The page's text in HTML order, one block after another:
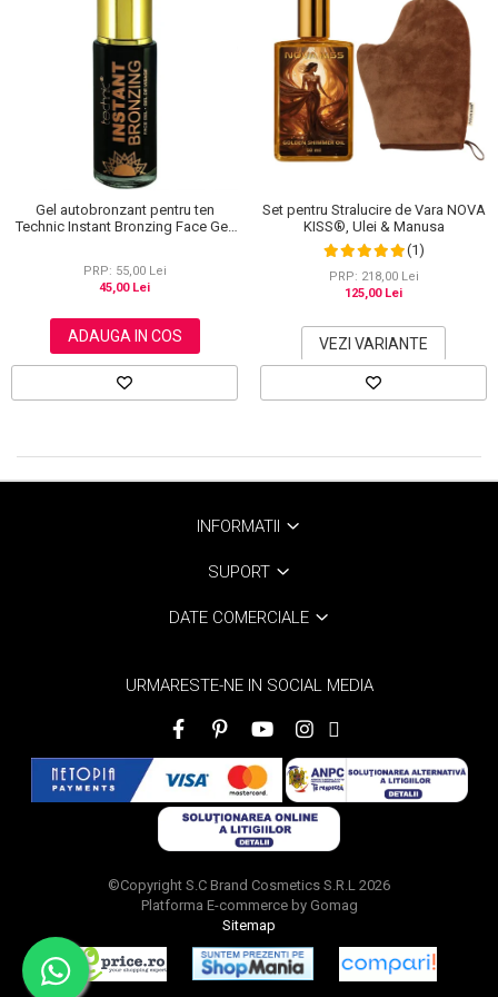
Netestate pe Animale
Gel autobronzant pentru ten
Technic Instant Bronzing Face Gel,
PRP: 55,00 Lei
45,00 Lei
ADAUGA IN COS
Set pentru Stralucire de Vara NOVA
KISS®, Ulei & Manusa
(1)
PRP: 218,00 Lei
125,00 Lei
VEZI VARIANTE
INFORMATII
SUPORT
DATE COMERCIALE
URMARESTE-NE IN SOCIAL MEDIA
©Copyright S.C Brand Cosmetics S.R.L 2026
Platforma E-commerce by Gomag
Sitemap